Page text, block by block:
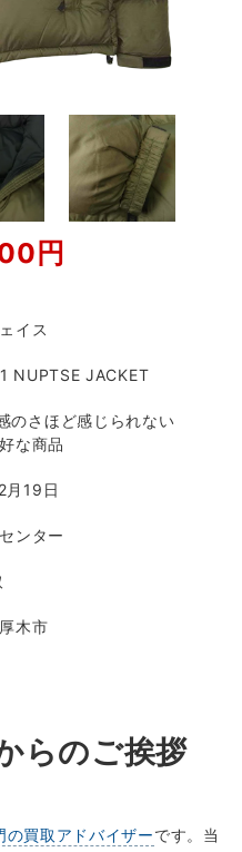
円
イス
NUPTSE JACKET
のさほど感じられない
な商品
月19日
ンター
木市
らのご挨拶
の買取アドバイザーです。当